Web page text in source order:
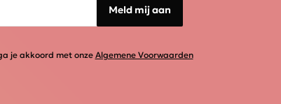
Meld mij aan
je akkoord met onze Algemene Voorwaarden